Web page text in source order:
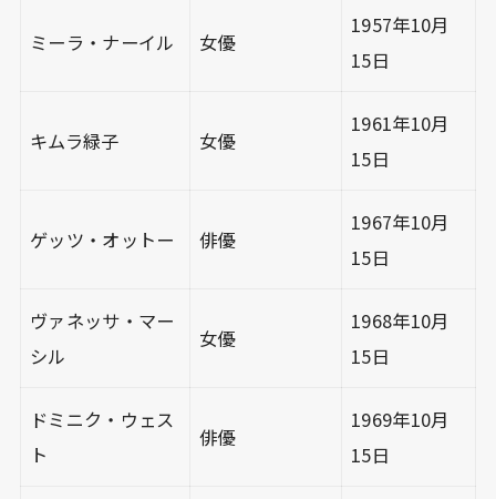
ミーラ・ナーイル 女優
1957年10月
15日
キムラ緑子 女優
1961年10月
15日
ゲッツ・オットー 俳優
1967年10月
15日
ヴァネッサ・マー
シル
女優
1968年10月
15日
ドミニク・ウェス
ト
俳優
1969年10月
15日